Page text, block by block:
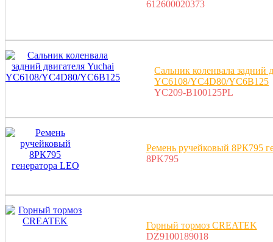
612600020373
Сальник коленвала задний
YC6108/YC4D80/YC6B125
YC209-B100125PL
Ремень ручейковый 8РК795
8PK795
Горный тормоз CREATEK
DZ9100189018